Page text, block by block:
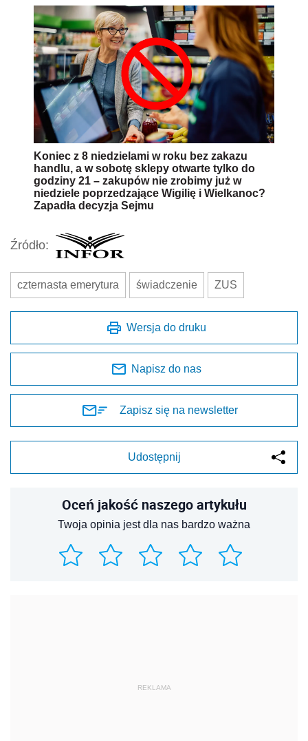
Koniec z 8 niedzielami w roku bez zakazu
handlu, a w sobotę sklepy otwarte tylko do
godziny 21 – zakupów nie zrobimy już w
niedziele poprzedzające Wigilię i Wielkanoc?
Zapadła decyzja Sejmu
Źródło:
czternasta emerytura świadczenie ZUS
Wersja do druku
Napisz do nas
Zapisz się na newsletter
Udostępnij
Oceń jakość naszego artykułu
Twoja opinia jest dla nas bardzo ważna
REKLAMA